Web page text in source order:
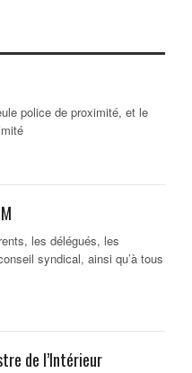
police de proximité, et le
les délégués, les
syndical, ainsi qu’à tous
de l’Intérieur